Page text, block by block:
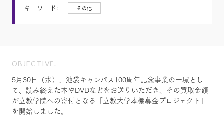
キーワード: その他
OBJECTIVE.
5月30日（水）、池袋キャンパス100周年記念事業の一環とし
て、読み終えた本やDVDなどをお送りいただき、その買取金額
が立教学院への寄付となる「立教大学本棚募金プロジェクト」
を開始しました。